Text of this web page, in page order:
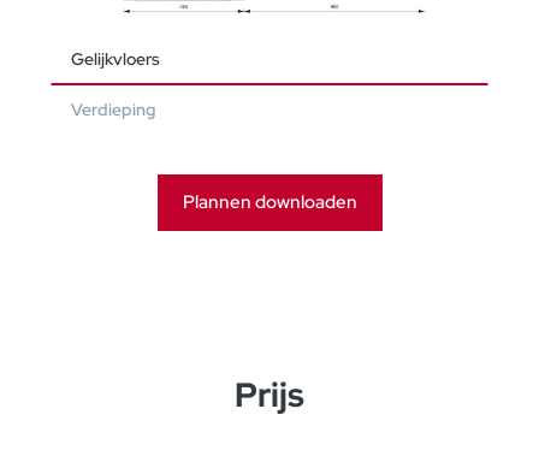
Gelijkvloers
Verdieping
Plannen downloaden
Prijs